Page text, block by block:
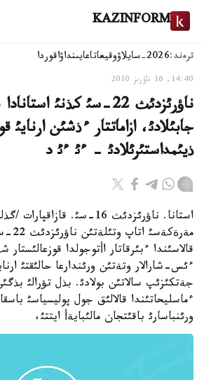
KAZINFORM
ترەند:2026-سايلاۋ وقيعاتاعايىنداۋاقوردا
14:40, 16 ناۋرىز 2010
ناؤرئزدئث 22-سئ كذنئ
جابئلادئ، ازاماتتار ءذشئن
ذيئمداستئرئلادئ - ءئ ءئ د
استانا. ناؤرئزدئث 16-سئ.
قالاسئندا ءبئرقاتار اأتوجولدا
ءئس-شارالار وتةتئن ورئندارعا حالئقتئ
جةتكئزئپ سالاتئن بولادئ. بذل تؤرالئ
ءماسليحاتئندا قالالئق جول پوليسياسئ
ورئنباسارئ باقئتجان مالئبايةأ ايتتئ،